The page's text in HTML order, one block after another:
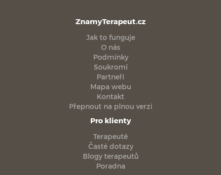
ZnamyTerapeut.cz
Jak to funguje
O nás
Podmínky
Soukromí
Partneři
Mapa webu
Kontakt
Přepnout na plnou verzi
Pro klienty
Terapeuté
Časté dotazy
Blogy terapeutů
Poradna